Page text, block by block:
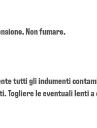
Non fumare.
tutti gli indumenti
Togliere le eventuali